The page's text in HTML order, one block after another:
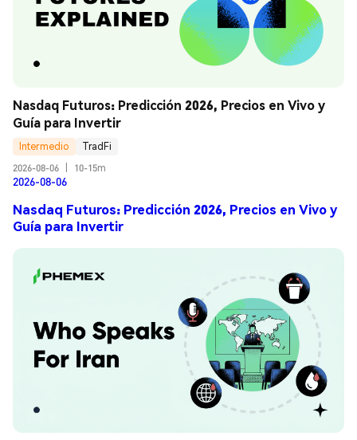
Nasdaq Futuros: Predicción 2026, Precios en Vivo y
Guía para Invertir
Intermedio
TradFi
2026-08-06
10-15m
2026-08-06
Nasdaq Futuros: Predicción 2026, Precios en Vivo y
Guía para Invertir